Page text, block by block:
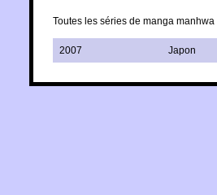
Toutes les séries de manga
2007 Japon